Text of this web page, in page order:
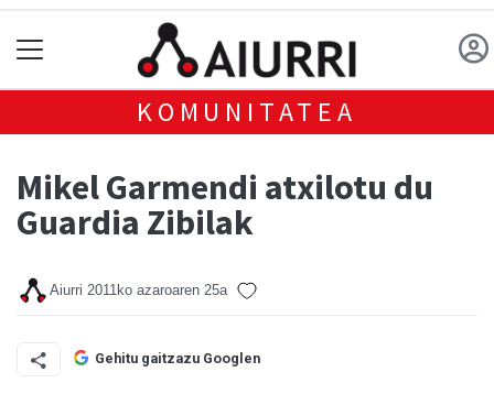
KOMUNITATEA
Mikel Garmendi atxilotu du
Guardia Zibilak
Aiurri 2011ko azaroaren 25a
Gehitu gaitzazu Googlen